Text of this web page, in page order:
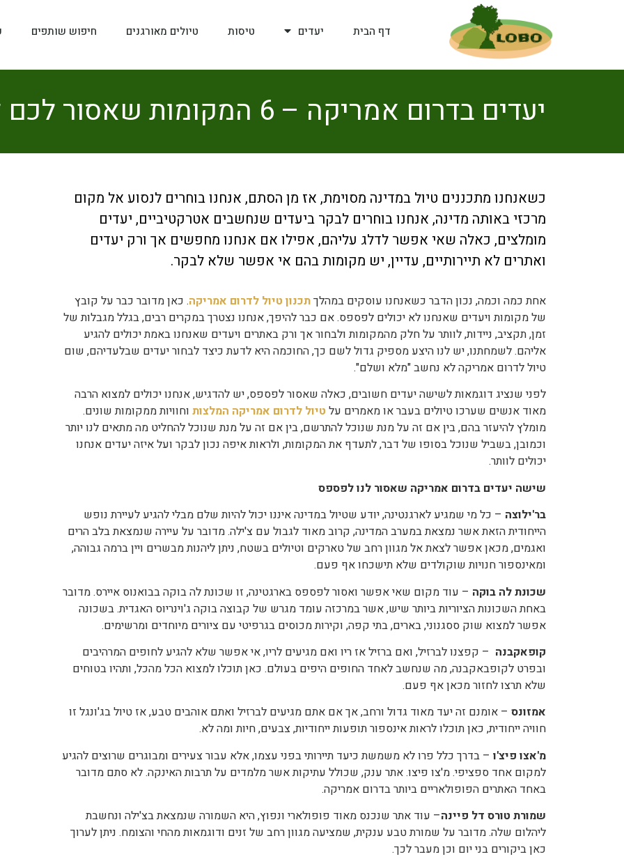
דף הבית יעדים טיסות טיולים מאורגנים חיפוש שותפים
יעדים בדרום אמריקה – 6 המקומות שאסור לכם לפספס
כשאנחנו מתכננים טיול במדינה מסוימת, אז מן הסתם, אנחנו בוחרים לנסוע אל מקום
מרכזי באותה מדינה, אנחנו בוחרים לבקר ביעדים שנחשבים אטרקטיביים, יעדים
מומלצים, כאלה שאי אפשר לדלג עליהם, אפילו אם אנחנו מחפשים אך ורק יעדים
ואתרים לא תיירותיים, עדיין, יש מקומות בהם אי אפשר שלא לבקר.
אחת כמה וכמה, נכון הדבר כשאנחנו עוסקים במהלךתכנון טיול לדרום אמריקה. כאן מדובר כבר על קובץ
של מקומות ויעדים שאנחנו לא יכולים לפספס. אם כבר להיפך, אנחנו נצטרך במקרים רבים, בגלל מגבלות של
זמן, תקציב, ניידות, לוותר על חלק מהמקומות ולבחור אך ורק באתרים ויעדים שאנחנו באמת יכולים להגיע
אליהם. לשמחתנו, יש לנו היצע מספיק גדול לשם כך, החוכמה היא לדעת כיצד לבחור יעדים שבלעדיהם, שום
טיול לדרום אמריקה לא נחשב "מלא ושלם".
לפני שנציג דוגמאות לשישה יעדים חשובים, כאלה שאסור לפספס, יש להדגיש, אנחנו יכולים למצוא הרבה
מאוד אנשים שערכו טיולים בעבר או מאמרים על טיול לדרום אמריקה המלצות וחוויות ממקומות שונים.
מומלץ להיעזר בהם, בין אם זה על מנת שנוכל להתרשם, בין אם זה על מנת שנוכל להחליט מה מתאים לנו יותר
וכמובן, בשביל שנוכל בסופו של דבר, לתעדף את המקומות, ולראות איפה נכון לבקר ועל איזה יעדים אנחנו
יכולים לוותר.
שישה יעדים בדרום אמריקה שאסור לנו לפספס
בר'ילוצה – כל מי שמגיע לארגנטינה, יודע שטיול במדינה איננו יכול להיות שלם מבלי להגיע לעיירת נופש
הייחודית הזאת אשר נמצאת במערב המדינה, קרוב מאוד לגבול עם צ'ילה. מדובר על עיירה שנמצאת בלב הרים
ואגמים, מכאן אפשר לצאת אל מגוון רחב של טארקים וטיולים בשטח, ניתן ליהנות מבשרים ויין ברמה גבוהה,
ומאינספור חנויות שוקולדים שלא תישכחו אף פעם.
שכונת לה בוקה – עוד מקום שאי אפשר ואסור לפספס בארגטינה, זו שכונת לה בוקה בבואנוס איירס. מדובר
באחת השכונות הציוריות ביותר שיש, אשר במרכזה עומד מגרש של קבוצה בוקה ג'וינריוס האגדית. בשכונה
אפשר למצוא שוק ססגנוני, בארים, בתי קפה, וקירות מכוסים בגרפיטי עם ציורים מיוחדים ומרשימים.
קופאקבנה – קפצנו לברזיל, ואם ברזיל אז ריו ואם מגיעים לריו, אי אפשר שלא להגיע לחופים המרהיבים
ובפרט לקופבאקבנה, מה שנחשב לאחד החופים היפים בעולם. כאן תוכלו למצוא הכל מהכל, ותהיו בטוחים
שלא תרצו לחזור מכאן אף פעם.
אמזונס – אומנם זה יעד מאוד גדול ורחב, אך אם אתם מגיעים לברזיל ואתם אוהבים טבע, אז טיול בג'ונגל זו
חוויה ייחודית, כאן תוכלו לראות אינספור תופעות ייחודיות, צבעים, חיות ומה לא.
מ'אצו פיצ'ו – בדרך כלל פרו לא משמשת כיעד תיירותי בפני עצמו, אלא עבור צעירים ומבוגרים שרוצים להגיע
למקום אחד ספציפי. מ'צו פיצו. אתר ענק, שכולל עתיקות אשר מלמדים על תרבות האינקה. לא סתם מדובר
באחד האתרים הפופולאריים ביותר בדרום אמריקה.
שמורת טורס דל פיינה– עוד אתר שנכנס מאוד פופולארי ונפוץ, היא השמורה שנמצאת בצ'ילה ונחשבת
ליהלום שלה. מדובר על שמורת טבע ענקית, שמציעה מגוון רחב של זנים ודוגמאות מהחי והצומח. ניתן לערוך
כאן ביקורים בני יום וכן מעבר לכך.